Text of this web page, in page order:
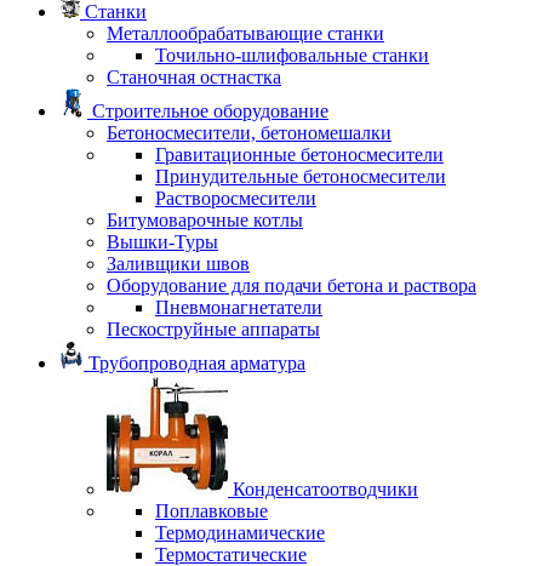
Станки
Металлообрабатывающие станки
Точильно-шлифовальные станки
Станочная остнастка
Строительное оборудование
Бетоносмесители, бетономешалки
Гравитационные бетоносмесители
Принудительные бетоносмесители
Растворосмесители
Битумоварочные котлы
Вышки-Туры
Заливщики швов
Оборудование для подачи бетона и раствора
Пневмонагнетатели
Пескоструйные аппараты
Трубопроводная арматура
Конденсатоотводчики
Поплавковые
Термодинамические
Термостатические